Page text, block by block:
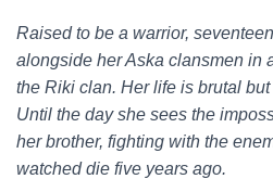
Raised to be a warrior,
alongside her Aska clansmen in
the Riki clan. Her life is brutal
Until the day she sees the
her brother, fighting with the
watched die five years ago.